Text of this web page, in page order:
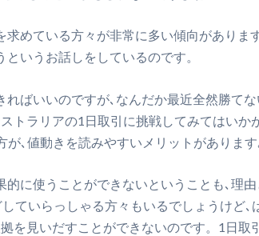
めている方々が非常に多い傾向がありま
いうお話しをしているのです。
ばいいのですが､なんだか最近全然勝てな
トラリアの1日取引に挑戦してみてはいか
が､値動きを読みやすいメリットがあります
に使うことができないということも､理由
ていらっしゃる方々もいるでしょうけど､
を見いだすことができないのです。1日取